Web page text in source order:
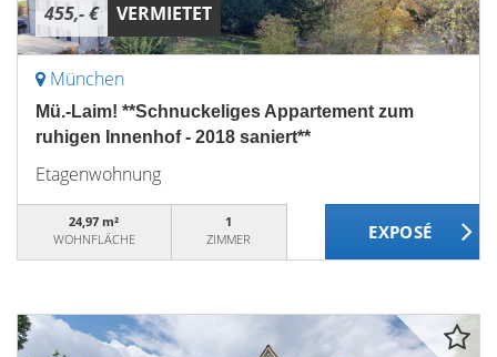
455,- € VERMIETET
München
Mü.-Laim! **Schnuckeliges Appartement zum
ruhigen Innenhof - 2018 saniert**
Etagenwohnung
24,97 m²
WOHNFLÄCHE
1
ZIMMER